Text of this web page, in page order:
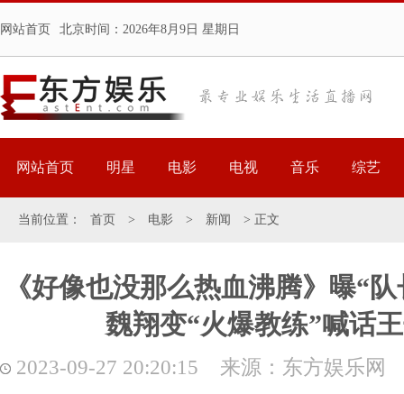
网站首页 北京时间： 2026年8月9日 星期日
网站首页 明星 电影 电视 音乐 综艺
当前位置： 首页 > 电影 > 新闻 > 正文
《好像也没那么热血沸腾》曝“
魏翔变“火爆教练”喊话
2023-09-27 20:20:15 来源：东方娱乐网